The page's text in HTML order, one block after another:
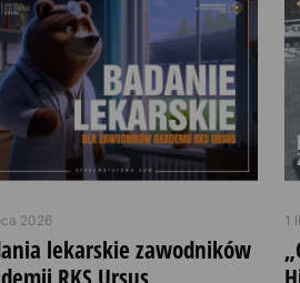
2026
lekarskie zawodników
1